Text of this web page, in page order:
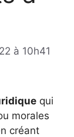
à 10h41
qui
morales
créant